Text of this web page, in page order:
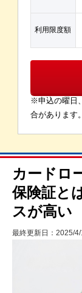
利用限度額
※申込の曜日
合があります。
カードロ
保険証と
スが高い
最終更新日：2025/4/